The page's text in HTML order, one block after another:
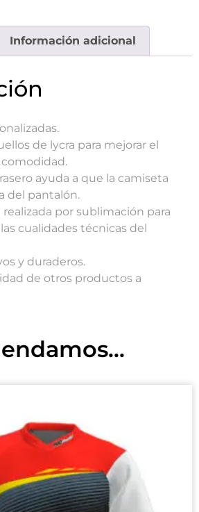
Información adicional
de lycra para mejorar el
ayuda a que la camiseta
del pantalón.
por sublimación para
cualidades técnicas del
y duraderos.
de otros productos a